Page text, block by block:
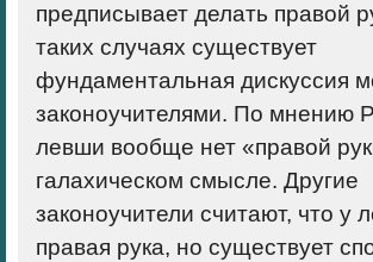
предписывает делать правой
таких случаях существует
фундаментальная дискуссия
законоучителями. По мнению
левши вообще нет «правой
галахическом смысле. Другие
законоучители считают, что у
правая рука, но существует